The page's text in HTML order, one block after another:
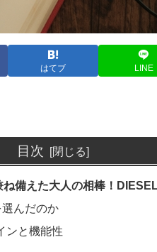
はてブ LINE
目次
備えた大人の相棒！
んだのか
ンと機能性